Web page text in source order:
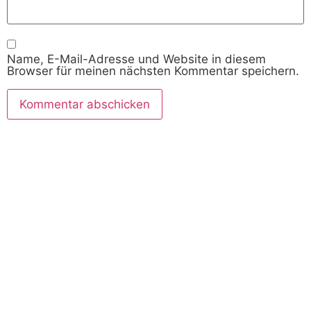
Name, E-Mail-Adresse und Website in diesem
Browser für meinen nächsten Kommentar speichern.